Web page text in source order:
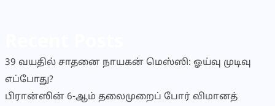
39 வயதில் சாதனை நாயகன் மெஸ்ஸி: ஓய்வு முடிவு
எப்போது?
பிரான்ஸின் 6-ஆம் தலைமுறைப் போர் விமானத்